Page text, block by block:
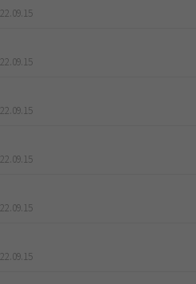
22.09.15
22.09.15
22.09.15
22.09.15
22.09.15
22.09.15